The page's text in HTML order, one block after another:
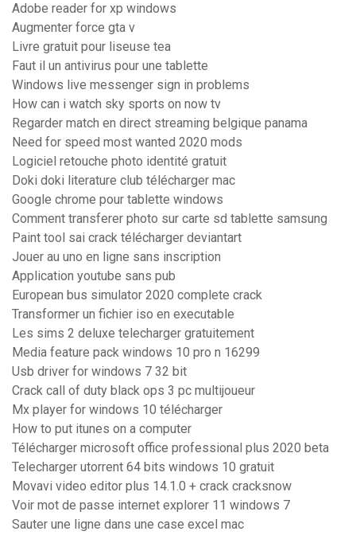
Adobe reader for xp windows
Augmenter force gta v
Livre gratuit pour liseuse tea
Faut il un antivirus pour une tablette
Windows live messenger sign in problems
How can i watch sky sports on now tv
Regarder match en direct streaming belgique panama
Need for speed most wanted 2020 mods
Logiciel retouche photo identité gratuit
Doki doki literature club télécharger mac
Google chrome pour tablette windows
Comment transferer photo sur carte sd tablette samsung
Paint tool sai crack télécharger deviantart
Jouer au uno en ligne sans inscription
Application youtube sans pub
European bus simulator 2020 complete crack
Transformer un fichier iso en executable
Les sims 2 deluxe telecharger gratuitement
Media feature pack windows 10 pro n 16299
Usb driver for windows 7 32 bit
Crack call of duty black ops 3 pc multijoueur
Mx player for windows 10 télécharger
How to put itunes on a computer
Télécharger microsoft office professional plus 2020 beta
Telecharger utorrent 64 bits windows 10 gratuit
Movavi video editor plus 14.1.0 + crack cracksnow
Voir mot de passe internet explorer 11 windows 7
Sauter une ligne dans une case excel mac